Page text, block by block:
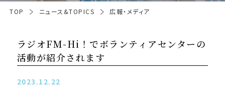
TOP ニュース&TOPICS 広報・メディア
ラジオFM-Hi！でボランティアセンターの
活動が紹介されます
2023.12.22